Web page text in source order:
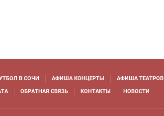
В СОЧИ АФИША КОНЦЕРТЫ АФИША ТЕАТРОВ
ОБРАТНАЯ СВЯЗЬ КОНТАКТЫ НОВОСТИ